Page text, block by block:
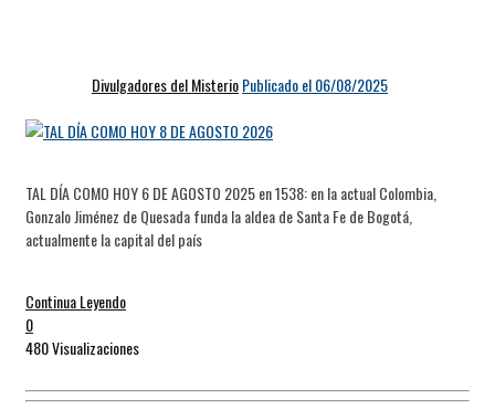
Divulgadores del MisterioPublicado el 06/08/2025
TAL DÍA COMO HOY 6 DE AGOSTO 2025 en 1538: en la actual Colombia,
Gonzalo Jiménez de Quesada funda la aldea de Santa Fe de Bogotá,
actualmente la capital del país
Continua Leyendo
0
480 Visualizaciones